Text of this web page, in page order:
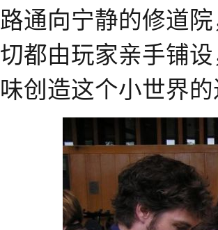
路通向宁静的修道
切都由玩家亲手铺
味创造这个小世界